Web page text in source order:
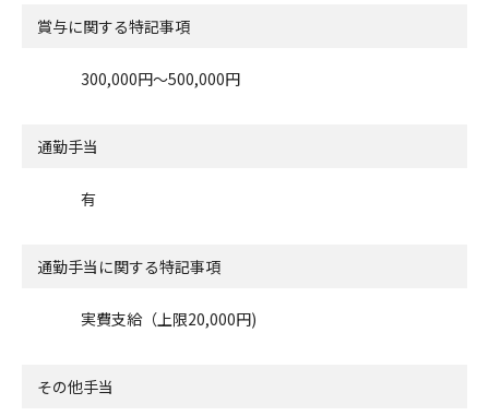
賞与に関する特記事項
300,000円～500,000円
通勤手当
有
通勤手当に関する特記事項
実費支給（上限20,000円)
その他手当